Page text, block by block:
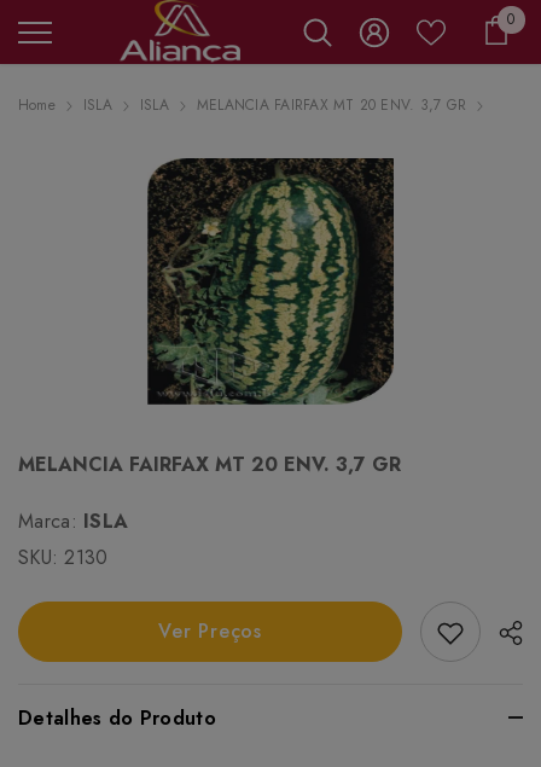
00
Home ISLA ISLA MELANCIA FAIRFAX MT 20 ENV. 3,7 GR
MELANCIA FAIRFAX MT 20 ENV. 3,7 GR
Marca: ISLA
SKU: 2130
Ver Preços Add
Detalhes do Produto